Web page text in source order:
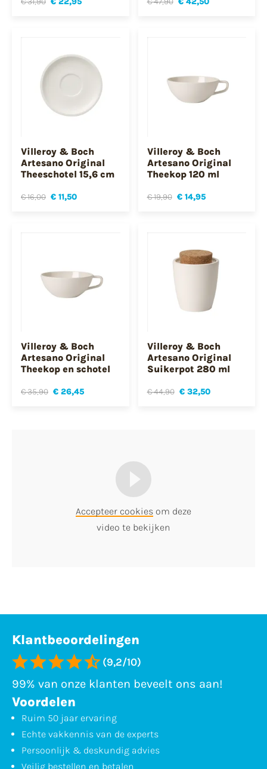
Villeroy & Boch
Artesano Original
Theeschotel 15,6 cm
€ 16,00 € 11,50
Villeroy & Boch
Artesano Original
Theekop 120 ml
€ 19,90 € 14,95
Villeroy & Boch
Artesano Original
Theekop en schotel
€ 35,90 € 26,45
Villeroy & Boch
Artesano Original
Suikerpot 280 ml
€ 44,90 € 32,50
Accepteer cookies om deze
video te bekijken
Klantbeoordelingen
(9,2/10)
99% van onze klanten beveelt ons aan!
Voordelen
Ruim 50 jaar ervaring
Echte vakkennis van de experts
Persoonlijk & deskundig advies
Veilig bestellen en betalen